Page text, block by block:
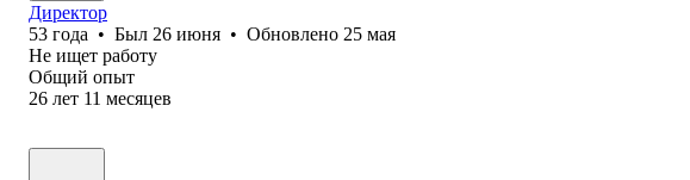
Директор
53 года • Был 26 июня • Обновлено 25 мая
Не ищет работу
Общий опыт
26 лет 11 месяцев